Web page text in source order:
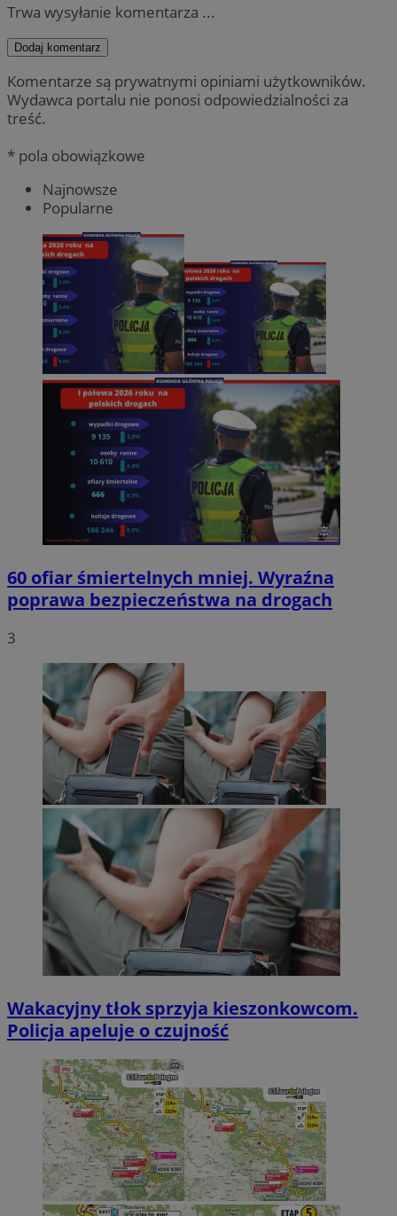
Trwa wysyłanie komentarza ...
Dodaj komentarz
Komentarze są prywatnymi opiniami użytkowników.
Wydawca portalu nie ponosi odpowiedzialności za
treść.
* pola obowiązkowe
Najnowsze
Popularne
60 ofiar śmiertelnych mniej. Wyraźna
poprawa bezpieczeństwa na drogach
3
Wakacyjny tłok sprzyja kieszonkowcom.
Policja apeluje o czujność